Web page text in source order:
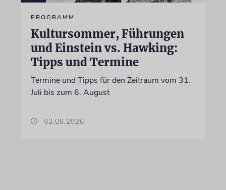
PROGRAMM
Kultursommer, Führungen
und Einstein vs. Hawking:
Tipps und Termine
Termine und Tipps für den Zeitraum vom 31.
Juli bis zum 6. August
02.08.2026